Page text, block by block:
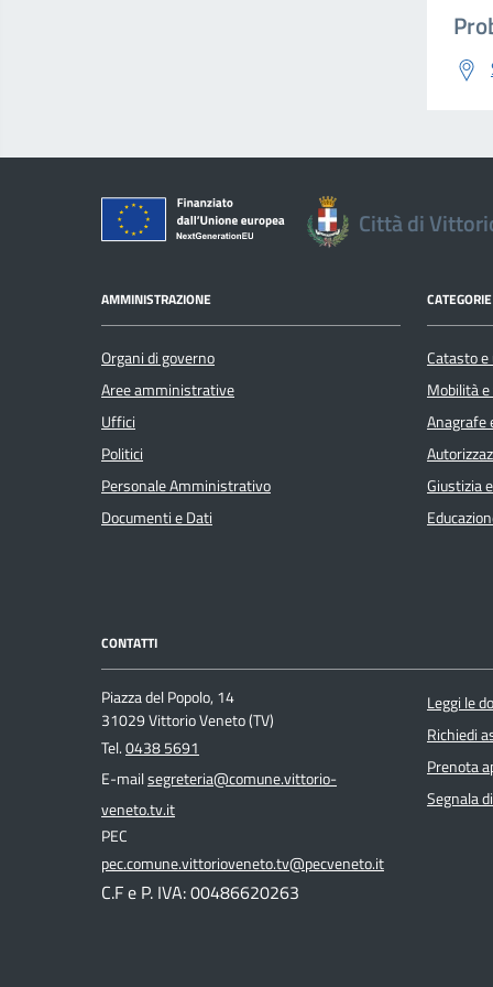
Città di
AMMINISTRAZIONE
Organi di governo
Aree amministrative
Uffici
Politici
Personale Amministrativo
Documenti e Dati
Catasto
Mobilità
Anagrafe
Giustizia
CONTATTI
Piazza del Popolo, 14
31029 Vittorio Veneto (TV)
Tel.0438 5691
E-mailsegreteria@comune.vittorio-
veneto.tv.it
PEC
pec.comune.vittorioveneto.tv@pecveneto.it
C.F e P. IVA: 00486620263
Leggi le
Richiedi
Prenota
Segnala